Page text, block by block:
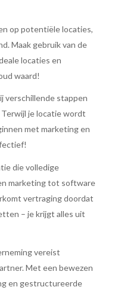
op potentiële locaties,
Maak gebruik van de
locaties en
waard!
verschillende stappen
je locatie wordt
met marketing en
die volledige
marketing tot software
vertraging doordat
– je krijgt alles uit
vereist
Met een bewezen
en gestructureerde